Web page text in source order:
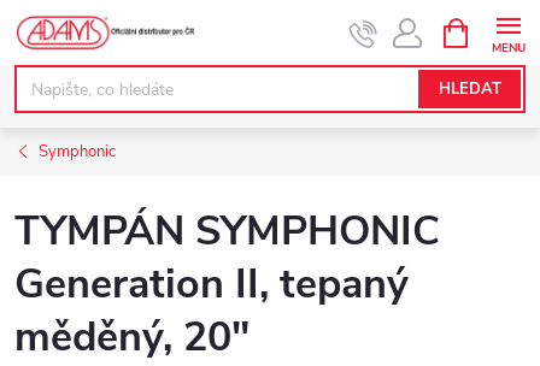
Přejít
obsah
HLEDAT
NÁKUPNÍ
KOŠÍK
Symphonic
TYMPÁN SYMPHONIC
Generation II, tepaný
měděný, 20"